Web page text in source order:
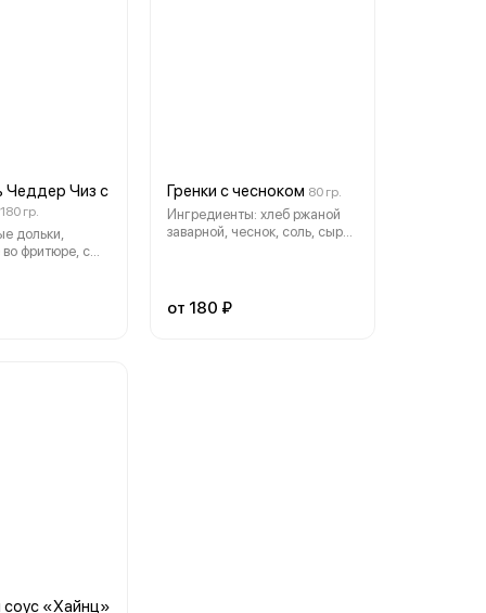
Чеддер Чиз с
180 гр.
дольки,
фритюре, с
и перцем
Гренки с чесноком 80 гр.
Ингредиенты: хлеб ржаной
заварной, чеснок, соль, сыр
от 180 ₽
соус «Хайнц»